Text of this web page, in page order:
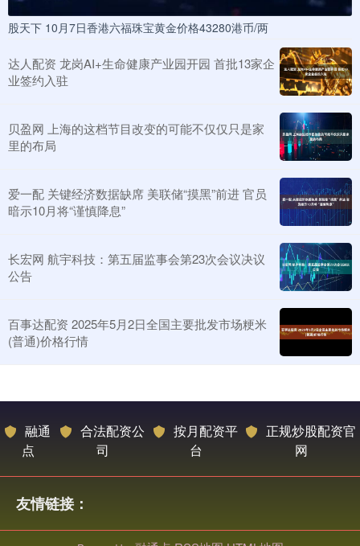
股天下 10月7日香港六福珠宝黄金价格43280港币/两
达人配资 龙岗AI+生命健康产业园开园 首批13家企
业签约入驻
贝盈网 上海的这档节目改变的可能不仅仅只是家
里的布局
爱一配 关键经济数据缺席 美联储“摸黑”前进 官员
暗示10月将“谨慎降息”
长宏网 航宇科技：第五届监事会第23次会议决议
公告
百事达配资 2025年5月2日全国主要批发市场粳米
(普通)价格行情
融通
点
合法配资公
司
按月配资平
台
正规炒股配资官
网
友情链接：